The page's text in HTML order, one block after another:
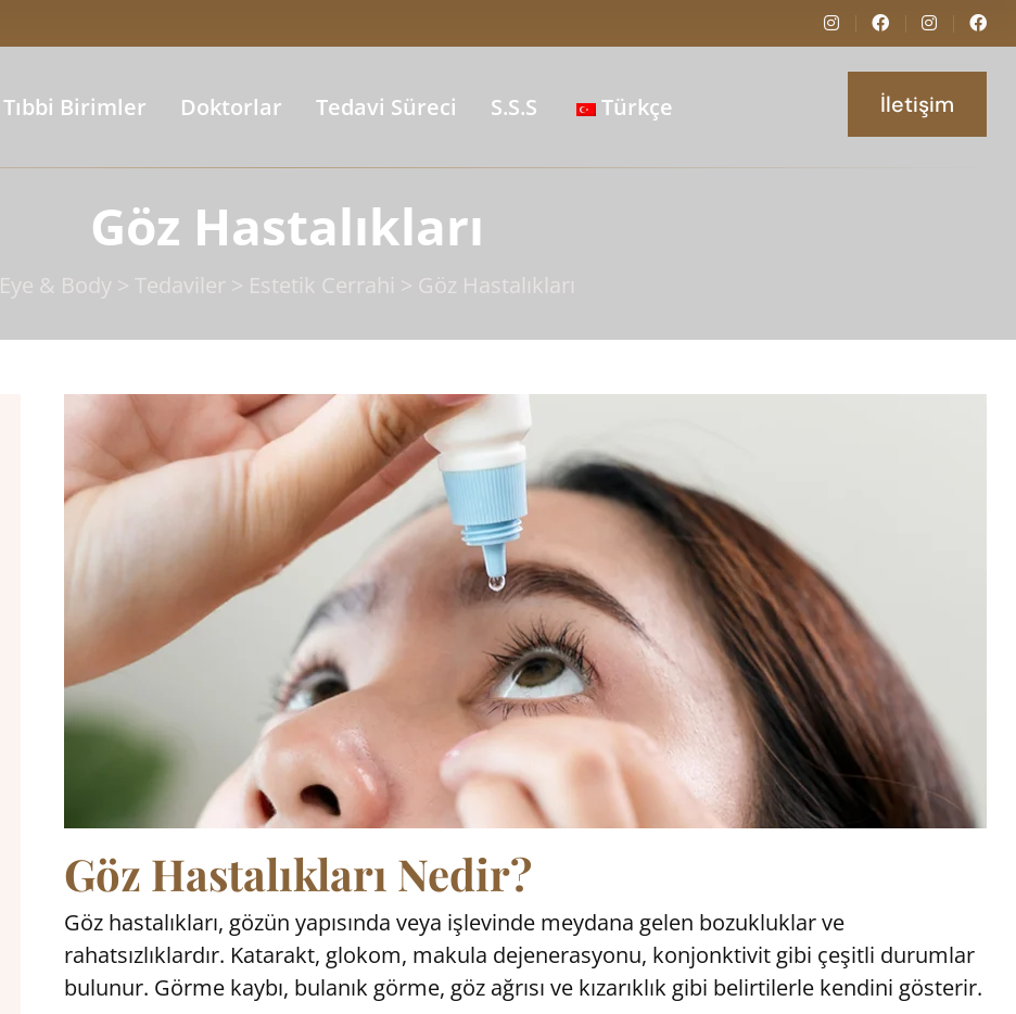
Tıbbi Birimler Doktorlar Tedavi Süreci S.S.S Türkçe İletişim
Göz Hastalıkları
Eye & Body> Tedaviler > Estetik Cerrahi > Göz Hastalıkları
Göz Hastalıkları Nedir?
Göz hastalıkları, gözün yapısında veya işlevinde meydana gelen bozukluklar ve
rahatsızlıklardır. Katarakt, glokom, makula dejenerasyonu, konjonktivit gibi çeşitli durumlar
bulunur. Görme kaybı, bulanık görme, göz ağrısı ve kızarıklık gibi belirtilerle kendini gösterir.